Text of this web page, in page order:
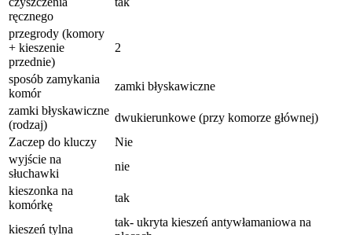
ręcznego
przegrody (komory
+ kieszenie
przednie)
2
sposób zamykania
komór
zamki błyskawiczne
zamki błyskawiczne
(rodzaj)
dwukierunkowe (przy komorze głównej)
Zaczep do kluczy
Nie
wyjście na
słuchawki
nie
kieszonka na
komórkę
tak
kieszeń tylna
tak- ukryta kieszeń antywłamaniowa na